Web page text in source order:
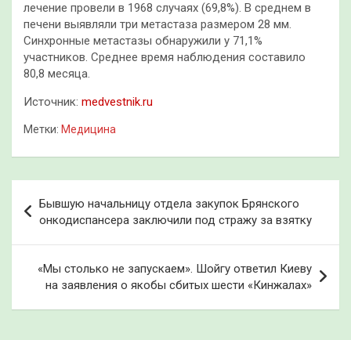
лечение провели в 1968 случаях (69,8%). В среднем в
печени выявляли три метастаза размером 28 мм.
Синхронные метастазы обнаружили у 71,1%
участников. Среднее время наблюдения составило
80,8 месяца.
Источник: medvestnik.ru
Метки: Медицина
по
записям
Бывшую начальницу отдела закупок Брянского
онкодиспансера заключили под стражу за взятку
«Мы столько не запускаем». Шойгу ответил Киеву
на заявления о якобы сбитых шести «Кинжалах»